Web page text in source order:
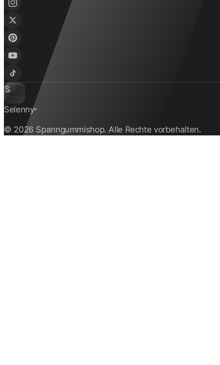
S
Selenny®
© 2026 Spanngummishop. Alle Rechte vorbehalten.